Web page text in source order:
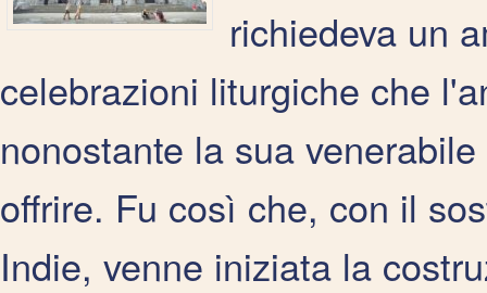
richiedeva un
celebrazioni liturgiche che
nonostante la sua
offrire. Fu così che, con il
Indie, venne iniziata la